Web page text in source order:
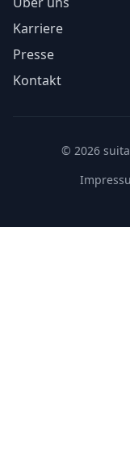
Karriere
Presse
Kontakt
© 2026